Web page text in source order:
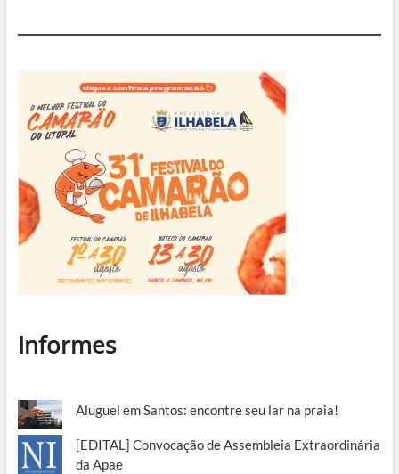
Informes
Aluguel em Santos: encontre seu lar na praia!
[EDITAL] Convocação de Assembleia Extraordinária
da Apae